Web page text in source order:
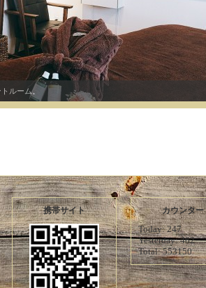
ルーム。
携帯サイト カウンター
Today:247
Yesterday:462
Total:553150